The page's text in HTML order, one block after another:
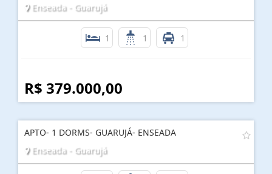
Enseada - Guarujá
1 1 1
R$ 379.000,00
APTO- 1 DORMS- GUARUJÁ- ENSEADA
Enseada - Guarujá